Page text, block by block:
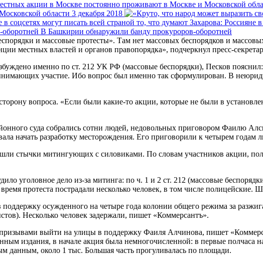
области 3 декабря 2018
Захарова: Россияне
В Башкирии обнаружили банду прокуроров-оборотней
и массовые протесты». Там нет массовых беспорядков и
местных властей и органов правопорядка», подчеркнул пресс-
именно по ст. 212 УК РФ (массовые беспорядки), Песков
участие. Ибо вопрос был именно так сформулирован. В
вопроса. «Если были какие-то акции, которые не были в
суда собрались сотни людей, недовольных приговором Фаилю
начать разработку месторождения. Его приговорили к четырем
стычки митингующих с силовиками. По словам участников акции,
уголовное дело из-за митинга: по ч. 1 и 2 ст. 212 (массовые
протеста пострадали несколько человек, в том числе полицейские.
осужденного на четыре года колонии общего режима за
Несколько человек задержали, пишет «Коммерсантъ».
призывами выйти на улицы в поддержку Фаиля Алчинова, пишет
издания, в начале акция была немногочисленной: в первые полчаса
данным, около 1 тыс. Большая часть прогуливалась по площади.